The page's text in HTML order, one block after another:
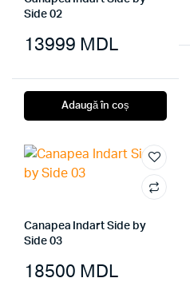
Side 02
13999 MDL
Adaugă în coș
Canapea Indart Side by
Side 03
18500 MDL